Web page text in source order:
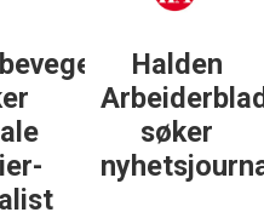
Halden
søker